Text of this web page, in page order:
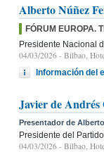
Alberto Núñez
FÓRUM EUROPA.
Presidente Nacional
04/03/2026 - Bilbao,
Información del
Javier de Andrés
Presentador de
Presidente del
04/03/2026 - Bilbao,